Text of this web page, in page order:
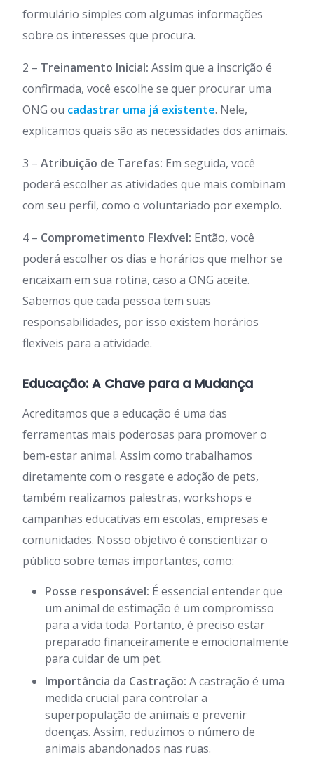
formulário simples com algumas informações
sobre os interesses que procura.
2 – Treinamento Inicial: Assim que a inscrição é
confirmada, você escolhe se quer procurar uma
ONG ou cadastrar uma já existente. Nele,
explicamos quais são as necessidades dos animais.
3 – Atribuição de Tarefas: Em seguida, você
poderá escolher as atividades que mais combinam
com seu perfil, como o voluntariado por exemplo.
4 – Comprometimento Flexível: Então, você
poderá escolher os dias e horários que melhor se
encaixam em sua rotina, caso a ONG aceite.
Sabemos que cada pessoa tem suas
responsabilidades, por isso existem horários
flexíveis para a atividade.
Educação: A Chave para a Mudança
Acreditamos que a educação é uma das
ferramentas mais poderosas para promover o
bem-estar animal. Assim como trabalhamos
diretamente com o resgate e adoção de pets,
também realizamos palestras, workshops e
campanhas educativas em escolas, empresas e
comunidades. Nosso objetivo é conscientizar o
público sobre temas importantes, como:
Posse responsável: É essencial entender que
um animal de estimação é um compromisso
para a vida toda. Portanto, é preciso estar
preparado financeiramente e emocionalmente
para cuidar de um pet.
Importância da Castração: A castração é uma
medida crucial para controlar a
superpopulação de animais e prevenir
doenças. Assim, reduzimos o número de
animais abandonados nas ruas.